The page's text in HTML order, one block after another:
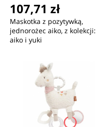
107,71 zł
Maskotka z pozytywką,
jednorożec aiko, z kolekcji:
aiko i yuki